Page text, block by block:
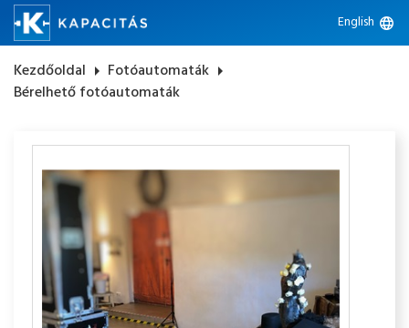
English language
Kezdőoldal arrow_right Fotóautomaták arrow_right
Bérelhető fotóautomaták